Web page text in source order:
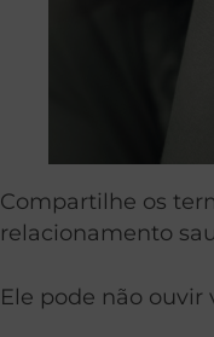
Compartilhe os
relacionamento
Ele pode não ouvir